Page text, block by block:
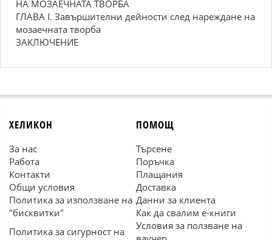
НА МОЗАЕЧНАТА ТВОРБА
ГЛАВА I. Завършителни дейности след нареждане на
мозаечната творба
ЗАКЛЮЧЕНИЕ
ХЕЛИКОН
За нас
Работа
Контакти
Общи условия
Политика за използване на
"бисквитки"
Политика за сигурност на
ПОМОЩ
Търсене
Поръчка
Плащания
Доставка
Данни за клиента
Как да свалим е-книги
Условия за ползване на